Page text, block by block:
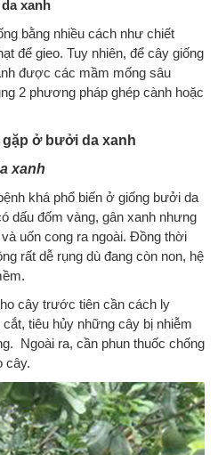
xanh
bằng nhiều cách như chiết
để gieo. Tuy nhiên, để cây giống
được các mầm mống sâu
2 phương pháp ghép cành hoặc
ở bưởi da xanh
xanh
khá phổ biến ở giống bưởi da
dấu đốm vàng, gân xanh nhưng
uốn cong ra ngoài. Đồng thời
rất dễ rụng dù đang còn non, hệ
cây trước tiên cần cách ly
tiêu hủy những cây bị nhiễm
Ngoài ra, cần phun thuốc chống
cây.